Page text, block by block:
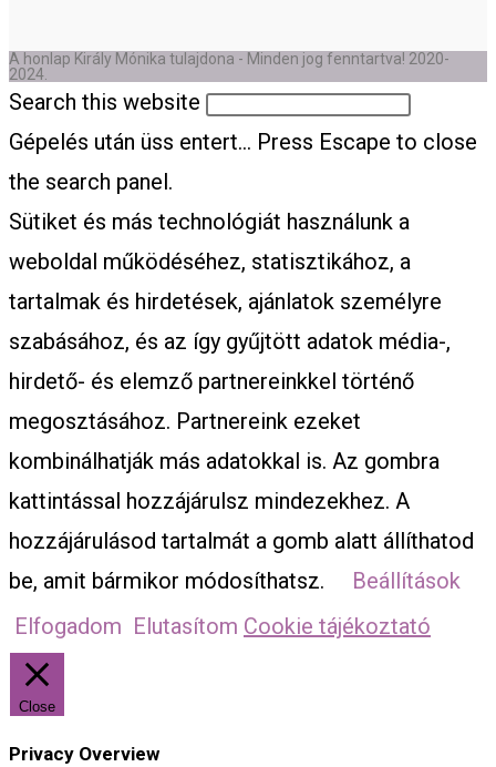
A honlap Király Mónika tulajdona - Minden jog fenntartva! 2020-
2024.
Search this website
Gépelés után üss entert... Press Escape to close
the search panel.
Sütiket és más technológiát használunk a
weboldal működéséhez, statisztikához, a
tartalmak és hirdetések, ajánlatok személyre
szabásához, és az így gyűjtött adatok média-,
hirdető- és elemző partnereinkkel történő
megosztásához. Partnereink ezeket
kombinálhatják más adatokkal is. Az gombra
kattintással hozzájárulsz mindezekhez. A
hozzájárulásod tartalmát a gomb alatt állíthatod
be, amit bármikor módosíthatsz.
Beállítások
Elfogadom Elutasítom Cookie tájékoztató
Close
Privacy Overview